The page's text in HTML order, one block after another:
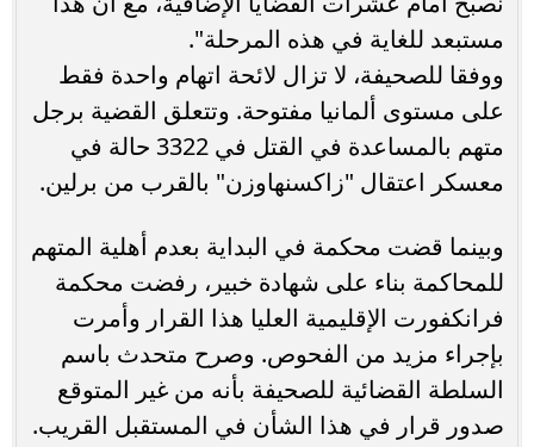
مستبعد للغاية في هذه المرحلة".
ووفقا للصحيفة، لا تزال لائحة اتهام واحدة فقط
على مستوى ألمانيا مفتوحة. وتتعلق القضية برجل
متهم بالمساعدة في القتل في 3322 حالة في
معسكر اعتقال "زاكسنهاوزن" بالقرب من برلين.
وبينما قضت محكمة في البداية بعدم أهلية المتهم
للمحاكمة بناء على شهادة خبير، رفضت محكمة
فرانكفورت الإقليمية العليا هذا القرار وأمرت
بإجراء مزيد من الفحوص. وصرح متحدث باسم
السلطة القضائية للصحيفة بأنه من غير المتوقع
صدور قرار في هذا الشأن في المستقبل القريب.